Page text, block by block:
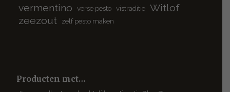
vermentino verse pesto vistraditie Witlof
zeezout
zelf pesto maken
Producten met…